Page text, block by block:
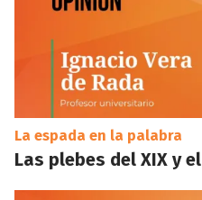
La espada en la palabra
Las plebes del XIX y